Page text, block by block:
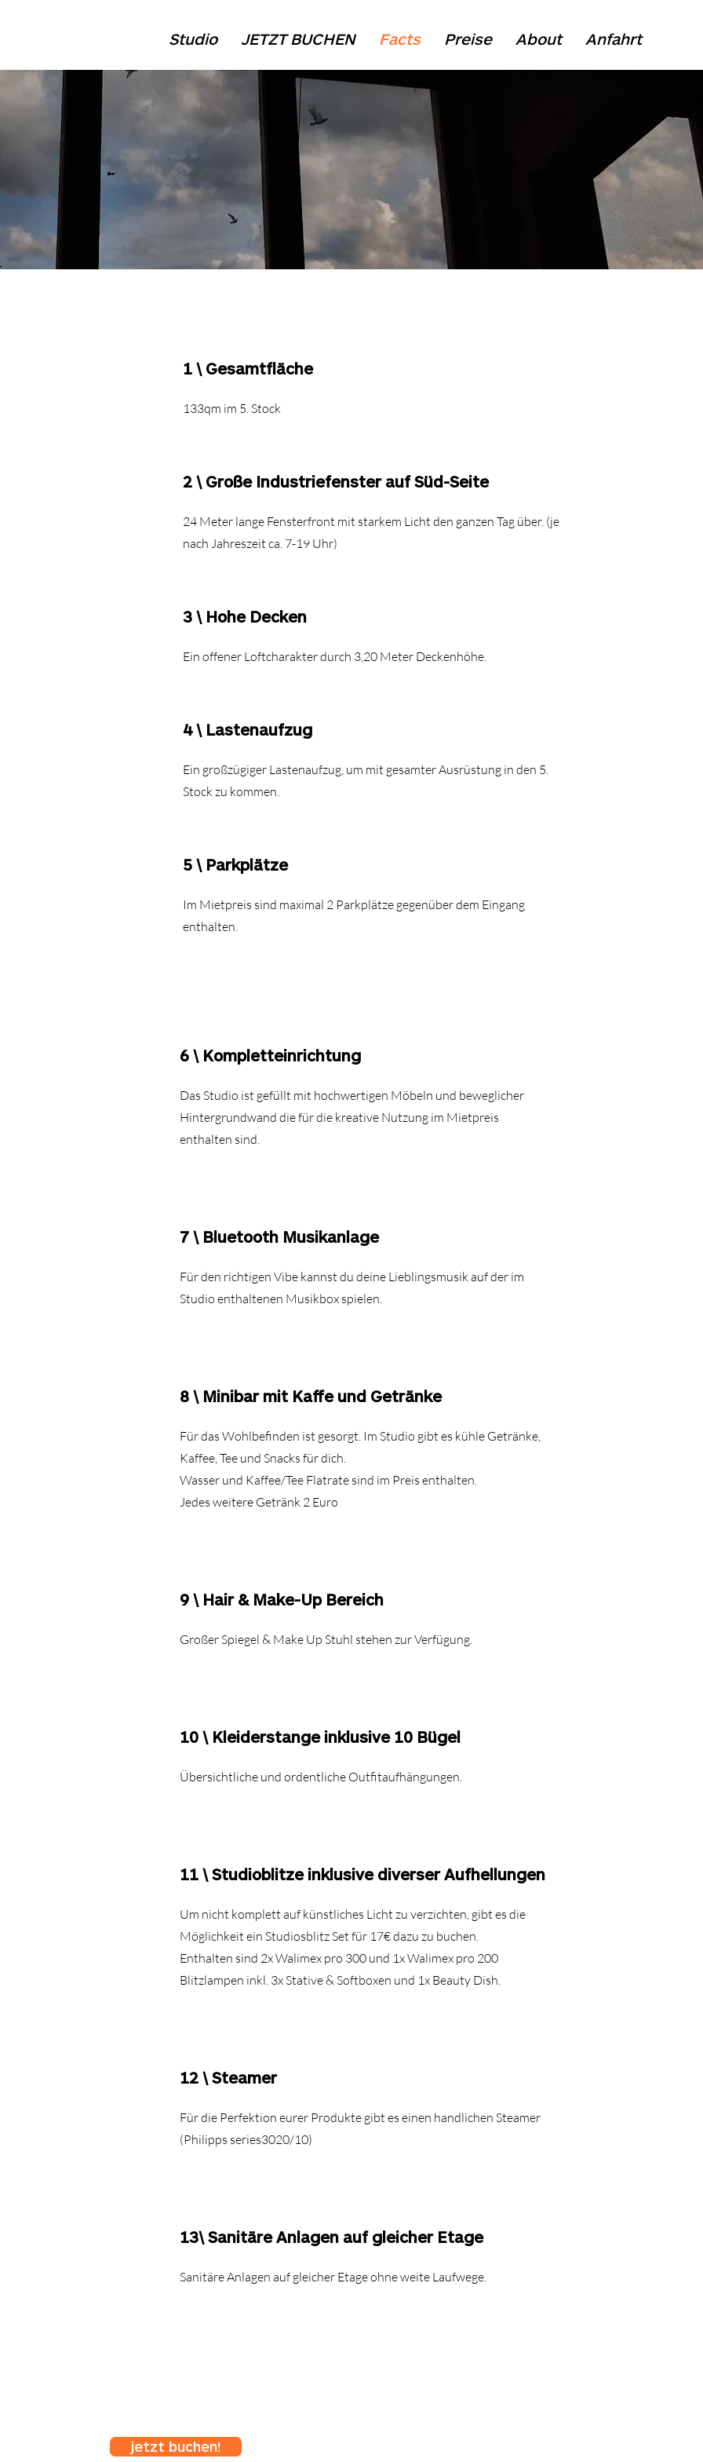
Studio JETZT BUCHEN Facts Preise About Anfahrt
1 \ Gesamtfläche
133qm im 5. Stock
2 \ Große Industriefenster auf Süd-Seite
24 Meter lange Fensterfront mit starkem Licht den ganzen Tag über. (je
nach Jahreszeit ca. 7-19 Uhr)
3 \ Hohe Decken
Ein offener Loftcharakter durch 3,20 Meter Deckenhöhe.
4 \ Lastenaufzug
Ein großzügiger Lastenaufzug, um mit gesamter Ausrüstung in den 5.
Stock zu kommen.
5 \ Parkplätze
Im Mietpreis sind maximal 2 Parkplätze gegenüber dem Eingang
enthalten.
6 \ Kompletteinrichtung
Das Studio ist gefüllt mit hochwertigen Möbeln und beweglicher
Hintergrundwand die für die kreative Nutzung im Mietpreis
enthalten sind.
7 \ Bluetooth Musikanlage
Für den richtigen Vibe kannst du deine Lieblingsmusik auf der im
Studio enthaltenen Musikbox spielen.
8 \ Minibar mit Kaffe und Getränke
Für das Wohlbefinden ist gesorgt. Im Studio gibt es kühle Getränke,
Kaffee, Tee und Snacks für dich.
Wasser und Kaffee/Tee Flatrate sind im Preis enthalten.
Jedes weitere Getränk 2 Euro
9 \ Hair & Make-Up Bereich
Großer Spiegel & Make Up Stuhl stehen zur Verfügung.
10 \ Kleiderstange inklusive 10 Bügel
Übersichtliche und ordentliche Outfitaufhängungen.
11 \ Studioblitze inklusive diverser Aufhellungen
Um nicht komplett auf künstliches Licht zu verzichten, gibt es die
Möglichkeit ein Studiosblitz Set für 17€ dazu zu buchen.
Enthalten sind 2x Walimex pro 300 und 1x Walimex pro 200
Blitzlampen inkl. 3x Stative & Softboxen und 1x Beauty Dish.
12 \ Steamer
Für die Perfektion eurer Produkte gibt es einen handlichen Steamer
(Philipps series3020/10)
13\ Sanitäre Anlagen auf gleicher Etage
Sanitäre Anlagen auf gleicher Etage ohne weite Laufwege.
jetzt buchen!